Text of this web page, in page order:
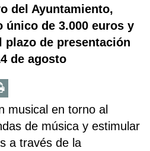
del Ayuntamiento,
único de 3.000 euros y
plazo de presentación
de agosto
musical en torno al
de música y estimular
a través de la